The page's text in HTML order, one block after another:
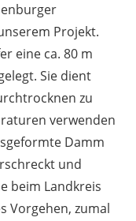
Projekt.
eine ca. 80 m
Sie dient
zu
verwenden
Damm
und
beim Landkreis
Vorgehen, zumal